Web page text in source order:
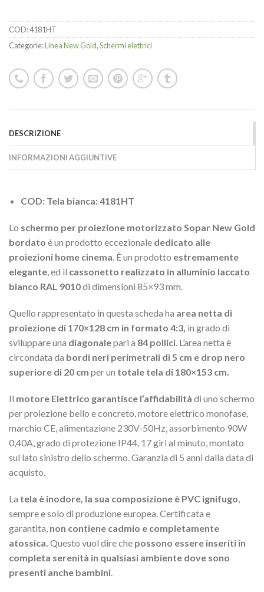
COD:4181HT
Categorie:Linea New Gold,Schermi elettrici
DESCRIZIONE
INFORMAZIONI AGGIUNTIVE
COD: Tela bianca: 4181HT
Lo schermo per proiezione motorizzato Sopar New Gold
bordato è un prodotto eccezionale dedicato alle
proiezioni home cinema. È un prodotto estremamente
elegante, ed il cassonetto realizzato in alluminio laccato
bianco RAL 9010di dimensioni 85×93 mm.
Quello rappresentato in questa scheda ha area netta di
proiezione di 170×128 cm in formato 4:3, in grado di
sviluppare una diagonalepari a 84 pollici. L’area netta è
circondata da bordi neri perimetrali di 5 cm e drop nero
superiore di 20 cm per un totale tela di 180×153 cm.
Il motore Elettrico garantisce l’affidabilità di uno schermo
per proiezione bello e concreto, motore elettrico monofase,
marchio CE, alimentazione 230V-50Hz, assorbimento 90W
0,40A, grado di protezione IP44, 17 giri al minuto, montato
sul lato sinistro dello schermo. Garanzia di 5 anni dalla data di
acquisto.
La tela è inodore, la sua composizione è PVC ignifugo,
sempre e solo di produzione europea. Certificata e
garantita, non contiene cadmio e completamente
atossica. Questo vuol dire che possono essere inseriti in
completa serenità in qualsiasi ambiente dove sono
presenti anche bambini.